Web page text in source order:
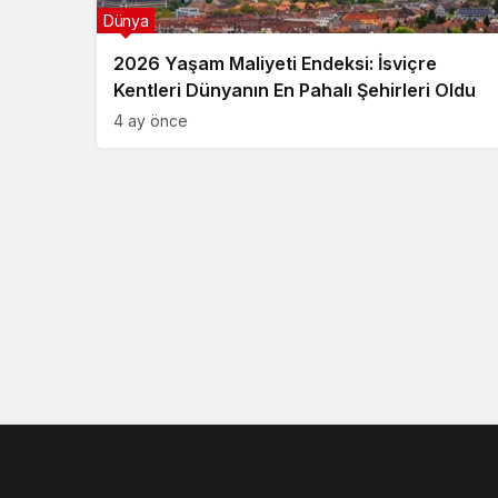
2026 Yaşam Maliyeti Endeksi: İsviçre
Kentleri Dünyanın En Pahalı Şehirleri Oldu
Dünya
4 ay önce